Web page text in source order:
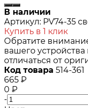
В наличии
Артикул: PV74-35
Купить в 1 клик
Обратите
вашего
отличаться от
Код товара 514-361
665 ₽
0 ₽
-